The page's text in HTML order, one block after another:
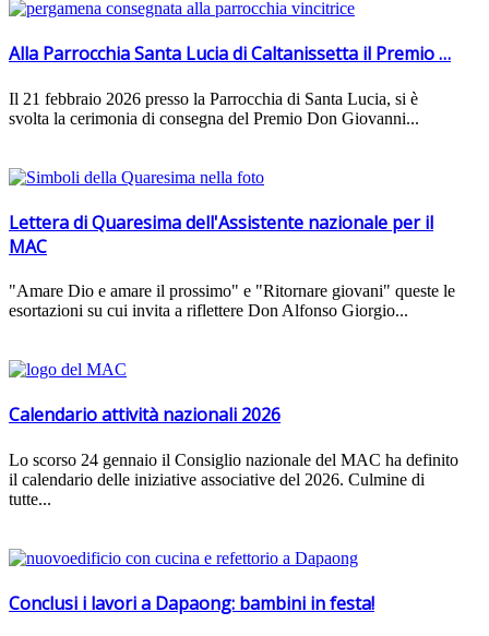
Alla Parrocchia Santa Lucia di Caltanissetta il Premio …
Il 21 febbraio 2026 presso la Parrocchia di Santa Lucia, si è
svolta la cerimonia di consegna del Premio Don Giovanni...
Lettera di Quaresima dell'Assistente nazionale per il
MAC
"Amare Dio e amare il prossimo" e "Ritornare giovani" queste le
esortazioni su cui invita a riflettere Don Alfonso Giorgio...
Calendario attività nazionali 2026
Lo scorso 24 gennaio il Consiglio nazionale del MAC ha definito
il calendario delle iniziative associative del 2026. Culmine di
tutte...
Conclusi i lavori a Dapaong: bambini in festa!